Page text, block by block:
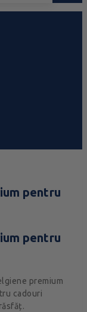
pentru
pentru
premium
cadouri